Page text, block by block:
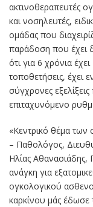
ακτινοθεραπευτές
και νοσηλευτές,
ομάδας που
παράδοση που έχει
ότι για 6 χρόνια
τοποθετήσεις, έχει
σύγχρονες
επιταχυνόμενο
«Κεντρικό θέμα
– Παθολόγος,
Ηλίας Αθανασιάδης,
ανάγκη για
ογκολογικού
καρκίνου μάς έδωσε